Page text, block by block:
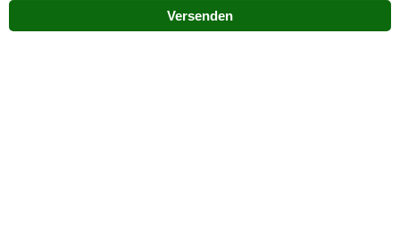
Versenden